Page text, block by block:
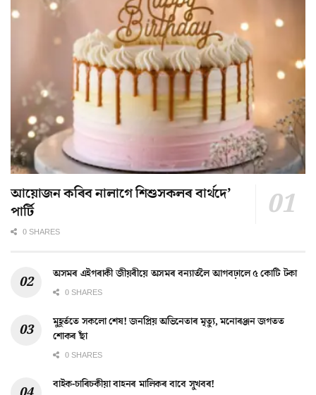
আয়োজন কৰিব নালাগে শিশুসকলৰ বাৰ্থদে’
পাৰ্টি
0 SHARES
অসমৰ এইগৰাকী জীয়ৰীয়ে অসমৰ বন্যাৰ্তলৈ আগবঢ়ালে ৫ কোটি টকা
0 SHARES
মুহূৰ্ততে সকলো শেষ! জনপ্ৰিয় অভিনেতাৰ মৃত্যু, মনোৰঞ্জন জগতত
শোকৰ ছাঁ
0 SHARES
বাইক-চাৰিচকীয়া বাহনৰ মালিকৰ বাবে সুখবৰ!